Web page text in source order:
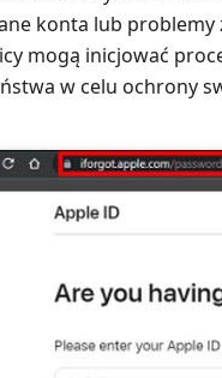
konta lub problemy
mogą inicjować
w celu ochrony